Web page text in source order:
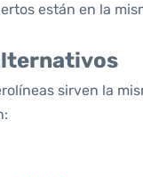
están en la
sirven la